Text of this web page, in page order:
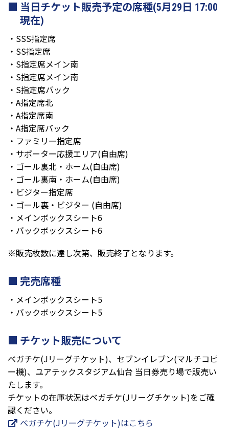
当日チケット販売予定の席種(5月29日 17:00
現在)
・SSS指定席
・SS指定席
・S指定席メイン南
・S指定席メイン南
・S指定席バック
・A指定席北
・A指定席南
・A指定席バック
・ファミリー指定席
・サポーター応援エリア(自由席)
・ゴール裏北・ホーム(自由席)
・ゴール裏南・ホーム(自由席)
・ビジター指定席
・ゴール裏・ビジター (自由席)
・メインボックスシート6
・バックボックスシート6
※販売枚数に達し次第、販売終了となります。
完売席種
・メインボックスシート5
・バックボックスシート5
チケット販売について
ベガチケ(Jリーグチケット)、セブンイレブン(マルチコピ
ー機)、ユアテックスタジアム仙台 当日券売り場で販売い
たします。
チケットの在庫状況はベガチケ(Jリーグチケット)をご確
認ください。
ベガチケ(Jリーグチケット)はこちら